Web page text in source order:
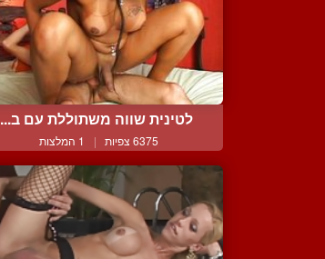
לטינית שווה משתוללת עם ב...
6375 צפיות | 1 המלצות